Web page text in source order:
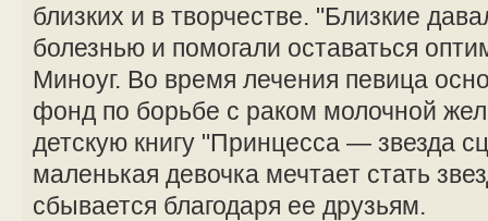
близких и в творчестве. "Близкие
болезнью и помогали оставаться
Миноуг. Во время лечения певица
фонд по борьбе с раком молочной
детскую книгу "Принцесса — звезда
маленькая девочка мечтает стать
сбывается благодаря ее друзьям.